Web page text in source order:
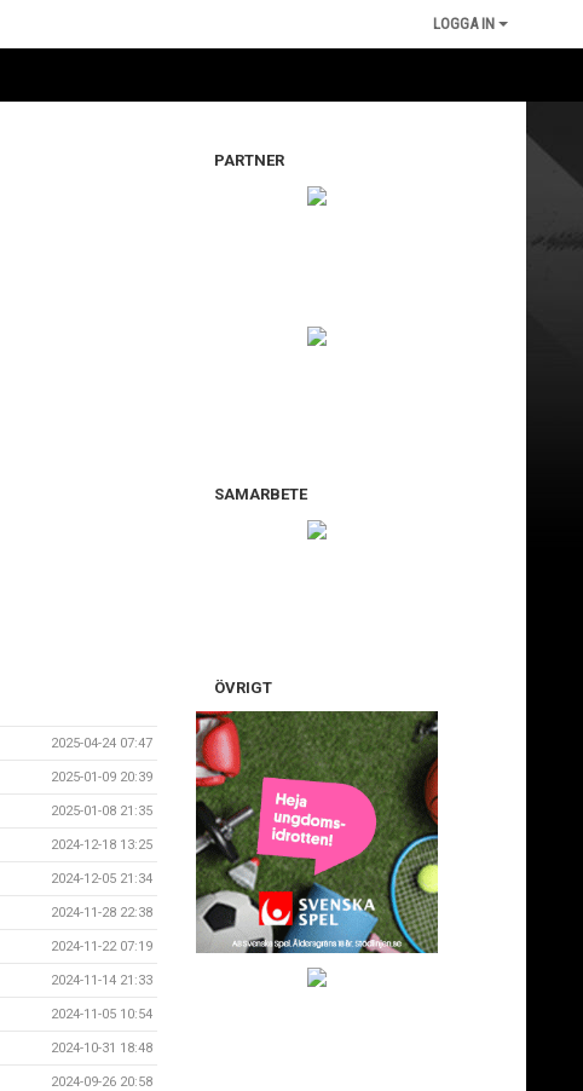
LOGGA IN
2025-04-24 07:47
2025-01-09 20:39
2025-01-08 21:35
2024-12-18 13:25
2024-12-05 21:34
2024-11-28 22:38
2024-11-22 07:19
2024-11-14 21:33
2024-11-05 10:54
2024-10-31 18:48
2024-09-26 20:58
PARTNER
SAMARBETE
ÖVRIGT